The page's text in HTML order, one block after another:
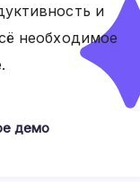
и
необходимое
демо